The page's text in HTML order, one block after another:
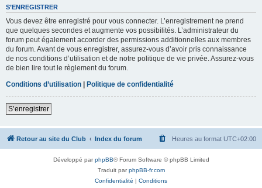
S’ENREGISTRER
Vous devez être enregistré pour vous connecter. L’enregistrement ne prend
que quelques secondes et augmente vos possibilités. L’administrateur du
forum peut également accorder des permissions additionnelles aux membres
du forum. Avant de vous enregistrer, assurez-vous d’avoir pris connaissance
de nos conditions d’utilisation et de notre politique de vie privée. Assurez-vous
de bien lire tout le règlement du forum.
Conditions d’utilisation | Politique de confidentialité
S’enregistrer
Retour au site du Club Index du forum Heures au format UTC+02:00
Développé parphpBB® Forum Software © phpBB Limited
Traduit parphpBB-fr.com
Confidentialité | Conditions